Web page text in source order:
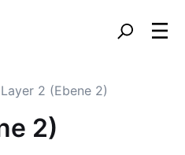
Layer 2 (Ebene 2)
2)